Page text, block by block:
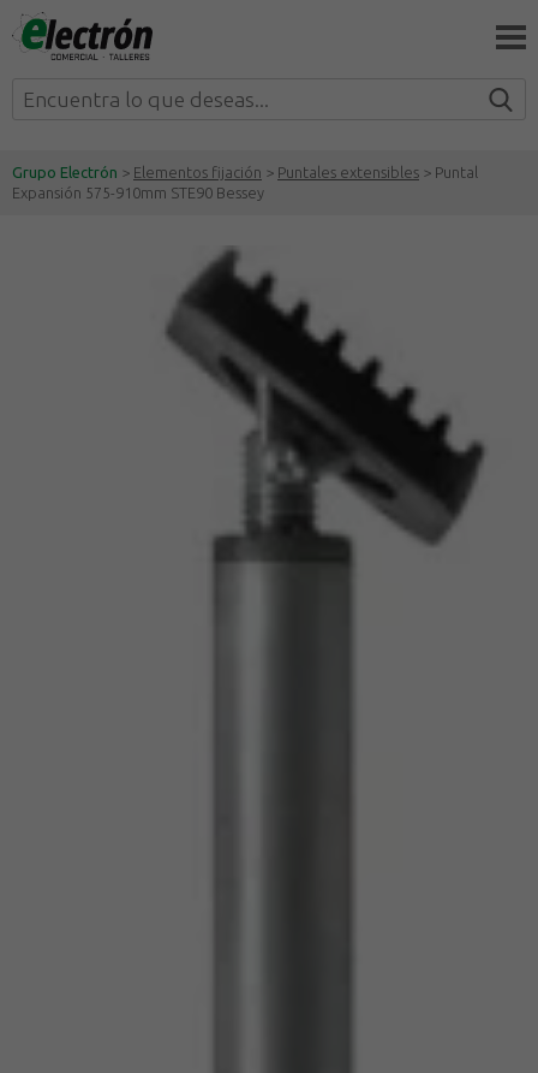
Grupo Electrón > Elementos fijación > Puntales extensibles > Puntal
Expansión 575-910mm STE90 Bessey